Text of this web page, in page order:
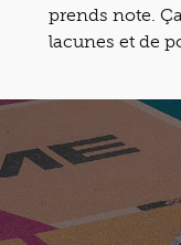
prends note.
lacunes et de